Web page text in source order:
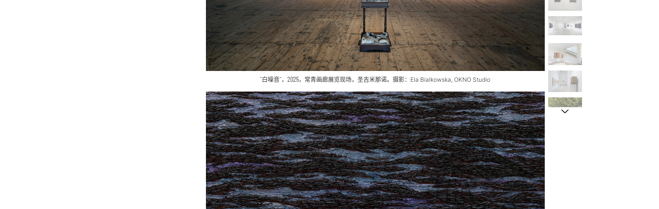
“白噪音“，2025，常青画廊展览现场，圣吉米那诺。摄影： Ela Bialkowska, OKNO Studio